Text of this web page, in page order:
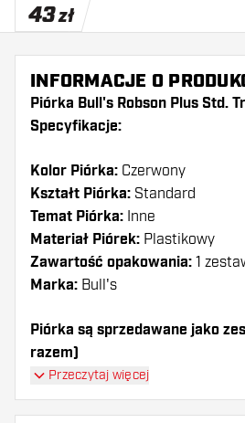
43zł
INFORMACJE O
Piórka Bull's Robson Plus Std.
Specyfikacje:
Kolor Piórka: Czerwony
Kształt Piórka: Standard
Temat Piórka: Inne
Materiał Piórek: Plastikowy
Zawartość opakowania: 1
Marka: Bull's
Piórka są sprzedawane jako
razem)
Dartshopper tip!
Przeczytaj więcej